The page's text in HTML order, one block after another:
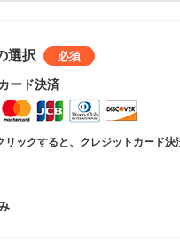
選択
ード決済
リックすると、クレジットカード決